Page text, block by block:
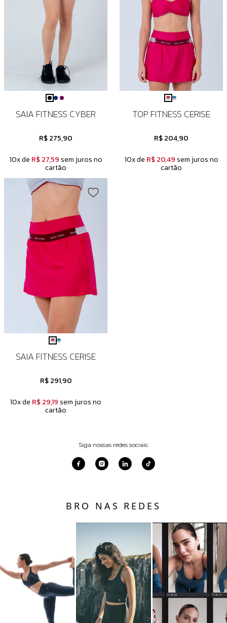
SAIA FITNESS CYBER
R$ 275,90
10x de R$ 27,59 sem juros no
cartão
TOP FITNESS CERISE
R$ 204,90
10x de R$ 20,49 sem juros no
cartão
SAIA FITNESS CERISE
R$ 291,90
10x de R$ 29,19 sem juros no
cartão
Siga nossas redes sociais:
BRO NAS REDES